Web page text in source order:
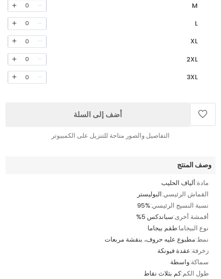
M
0
L
0
XL
0
2XL
0
3XL
0
أضف إلى السلة
التفاصيل والصور متاحة للتنزيل على الكمبيوتر
وصف المنتج
مادة:ألياف الحليب
القماش الرئيسي:البوليستر
نسبة النسيج الرئيسي:95%
أقمشة أخرى:سباندكس 5%
نوع البيجاما:طقم بيجاما
نمط:مطبوع عليه حروف، بنقشة مربعات
زخرفة:عقدة فيونكة
سماكة:واسطة
طول الكم:كم بثلاث نقاط